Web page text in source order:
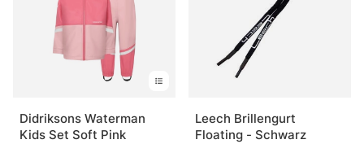
Didriksons Waterman
Kids Set Soft Pink
Leech Brillengurt
Floating - Schwarz